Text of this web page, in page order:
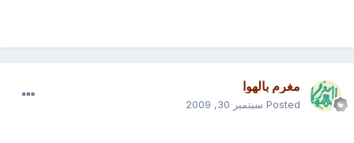
مغرم بالهوا
Posted سبتمبر 30, 2009